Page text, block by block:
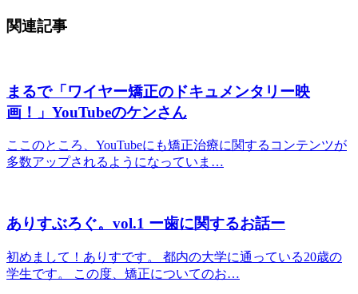
関連記事
まるで「ワイヤー矯正のドキュメンタリー映
画！」YouTubeのケンさん
ここのところ、YouTubeにも矯正治療に関するコンテンツが
多数アップされるようになっていま…
ありすぶろぐ。vol.1 ー歯に関するお話ー
初めまして！ありすです。 都内の大学に通っている20歳の
学生です。 この度、矯正についてのお…